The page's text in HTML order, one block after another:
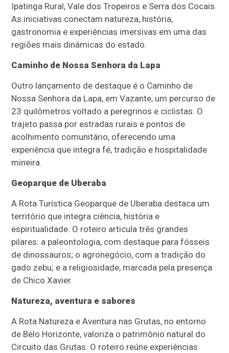
Ipatinga Rural, Vale dos Tropeiros e Serra dos Cocais.
As iniciativas conectam natureza, história,
gastronomia e experiências imersivas em uma das
regiões mais dinâmicas do estado.
Caminho de Nossa Senhora da Lapa
Outro lançamento de destaque é o Caminho de
Nossa Senhora da Lapa, em Vazante, um percurso de
23 quilômetros voltado a peregrinos e ciclistas. O
trajeto passa por estradas rurais e pontos de
acolhimento comunitário, oferecendo uma
experiência que integra fé, tradição e hospitalidade
mineira.
Geoparque de Uberaba
A Rota Turística Geoparque de Uberaba destaca um
território que integra ciência, história e
espiritualidade. O roteiro articula três grandes
pilares: a paleontologia, com destaque para fósseis
de dinossauros; o agronegócio, com a tradição do
gado zebu; e a religiosidade, marcada pela presença
de Chico Xavier.
Natureza, aventura e sabores
A Rota Natureza e Aventura nas Grutas, no entorno
de Belo Horizonte, valoriza o patrimônio natural do
Circuito das Grutas. O roteiro reúne experiências